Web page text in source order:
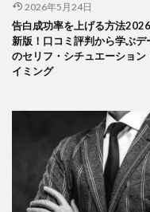
2026年5月24日
告白成功率を上げる方法
新版！口コミ評判から学ぶデ
のセリフ・シチュエーション
イミング